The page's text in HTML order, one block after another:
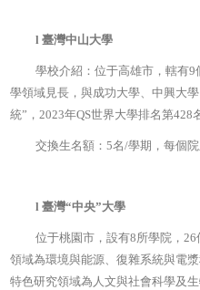
l臺灣中山大學
學校介紹：位于高雄市，轄有
學領域見長，與成功大學、中興大
統”，2023年QS世界大學排名第428
交換生名額：5名/學期，每個
l臺灣“中央”大學
位于桃園市，設有8所學院，
領域為環境與能源、復雜系統與電
特色研究領域為人文與社會科學及